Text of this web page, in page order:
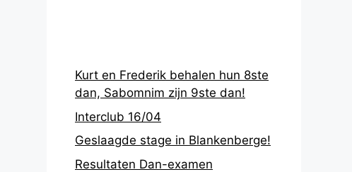
Kurt en Frederik behalen hun 8ste
dan, Sabomnim zijn 9ste dan!
Interclub 16/04
Geslaagde stage in Blankenberge!
Resultaten Dan-examen